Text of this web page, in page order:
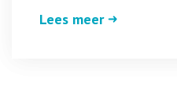
Lees meer